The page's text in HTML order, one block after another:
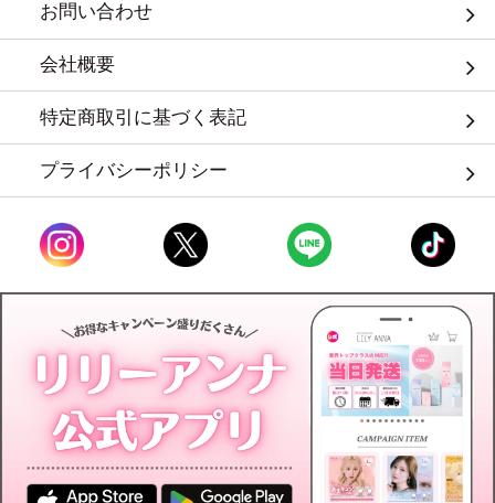
お問い合わせ
会社概要
特定商取引に基づく表記
プライバシーポリシー